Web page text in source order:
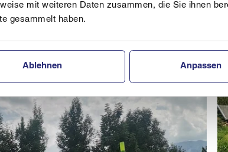
mit weiteren Daten zusammen, die Sie ihnen
gesammelt haben.
Ablehnen Anpassen
wurde gut genutzt.